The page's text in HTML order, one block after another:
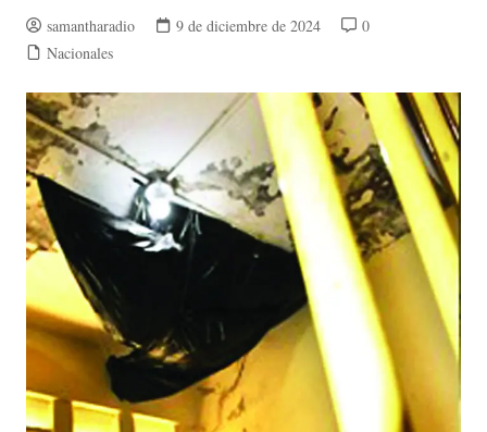
samantharadio 9 de diciembre de 2024
0
Nacionales